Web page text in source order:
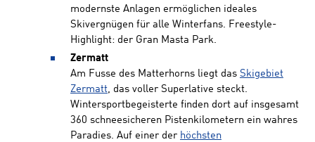
modernste Anlagen ermöglichen ideales
Skivergnügen für alle Winterfans. Freestyle-
Highlight: der Gran Masta Park.
Zermatt
Am Fusse des Matterhorns liegt das Skigebiet
Zermatt, das voller Superlative steckt.
Wintersportbegeisterte finden dort auf insgesamt
360 schneesicheren Pistenkilometern ein wahres
Paradies. Auf einer der höchsten